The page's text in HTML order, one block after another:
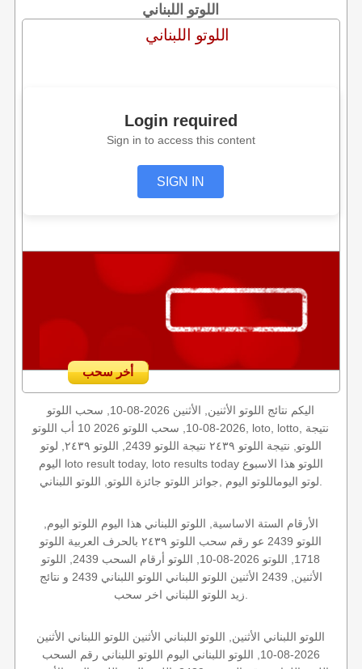
اللوتو اللبناني
اللوتو اللبناني
Login required
Sign in to access this content
SIGN IN
أخر سحب
اليكم نتائج اللوتو الأثنين, الأثنين 2026-08-10, سحب اللوتو
2026-08-10, سحب اللوتو 2026 10 أب اللوتو, loto, lotto, نتيجة
اللوتو, نتيجة اللوتو ٢٤٣٩ نتيجة اللوتو 2439, اللوتو ٢٤٣٩, لوتو
اليوم loto result today, loto results today اللوتو هذا الاسبوع
الأرقام الستة الاساسية, اللوتو اللبناني هذا اليوم اللوتو اليوم,
اللوتو 2439 عو رقم سحب اللوتو ٢٤٣٩ بالحرف العربية اللوتو
1718, اللوتو 2026-08-10, اللوتو أرقام السحب 2439, اللوتو
الأثنين, 2439 الأثنين اللوتو اللبناني اللوتو اللبناني 2439 و نتائج
اللوتو اللبناني الأثنين, اللوتو اللبناني الأثنين اللوتو اللبناني الأثنين
2026-08-10, اللوتو اللبناني اليوم اللوتو اللبناني رقم السحب